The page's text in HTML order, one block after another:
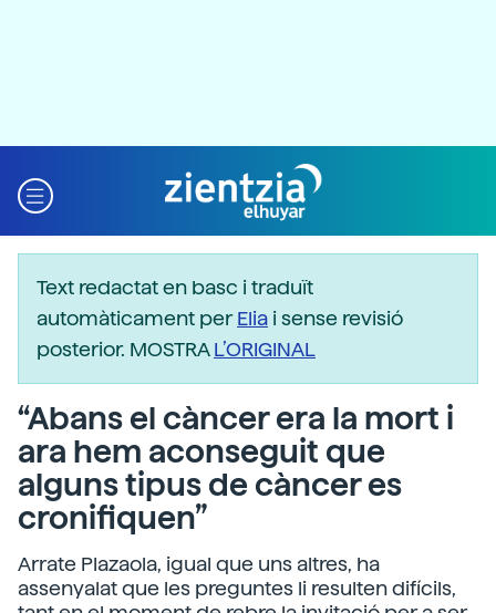
Text redactat en basc i traduït
automàticament perElia i sense revisió
posterior. MOSTRAL’ORIGINAL
“Abans el càncer era la mort i
ara hem aconseguit que
alguns tipus de càncer es
cronifiquen”
Arrate Plazaola, igual que uns altres, ha
assenyalat que les preguntes li resulten difícils,